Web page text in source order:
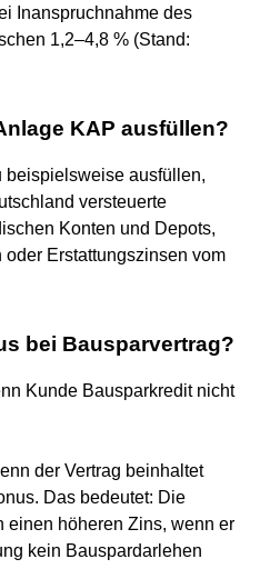
Inanspruchnahme des
1,2–4,8 % (Stand:
KAP ausfüllen?
beispielsweise ausfüllen,
versteuerte
Konten und Depots,
Erstattungszinsen vom
bei Bausparvertrag?
Kunde Bausparkredit nicht
der Vertrag beinhaltet
Das bedeutet: Die
einen höheren Zins, wenn er
kein Bauspardarlehen